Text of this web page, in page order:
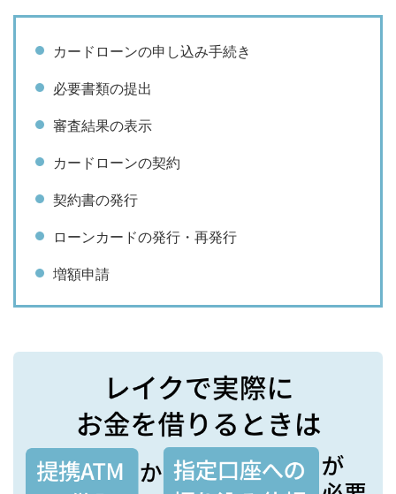
365日間・60日間無利息サービスの利用
にはWeb申込が必要
審査の待ち時間が発生する
レイクの自動契約機が向いている人
【まとめ】レイクの自動契約機は最短で現金
レイクで自動契約機を利用する際のよくある
質問
カードローンの申し込み手続き
必要書類の提出
審査結果の表示
カードローンの契約
契約書の発行
ローンカードの発行・再発行
増額申請